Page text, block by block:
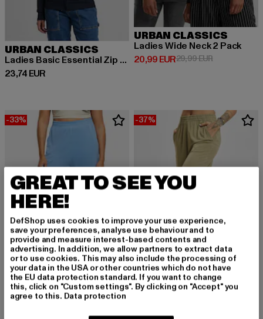
URBAN CLASSICS
Ladies Basic Essential Zip Hoody
23,74 EUR
Derzeitiger Preis: 23,74 EUR
URBAN CLASSICS
Ladies Wide Neck 2 Pack
20,99 EUR
Derzeitiger Preis: 20,99 EUR
29,99 EURAktionspreis:
-33%
URBAN CLASSICS
Ladies Modal
-37%
URBAN CLASSICS
Ladies Modal
GREAT TO SEE YOU
HERE!
DefShop uses cookies to improve your use experience,
save your preferences, analyse use behaviour and to
provide and measure interest-based contents and
advertising. In addition, we allow partners to extract data
or to use cookies. This may also include the processing of
your data in the USA or other countries which do not have
the EU data protection standard. If you want to change
this, click on "Custom settings". By clicking on "Accept" you
agree to this. Data protection